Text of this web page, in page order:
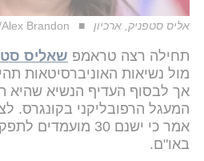
אליס סטפניק, ארכיון Brandon
תחילה רצה טראמפ שאליס
מול נשיאות האוניברסיטאות
אך לבסוף העדיף הנשיא שהיא
המעגל הרפובליקני בקונגרס.
אמר כי ישנם 30
באו"ם.